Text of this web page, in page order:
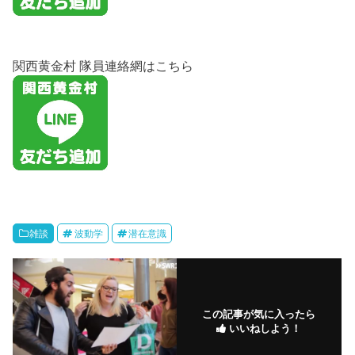
関西黄金村 隊員連絡網はこちら
雑談 波動学 潜在意識
この記事が気に入ったら
いいねしよう！